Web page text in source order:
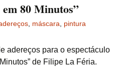
80 Minutos”
máscara pintura
adereços para o espectáculo
de Filipe La Féria.